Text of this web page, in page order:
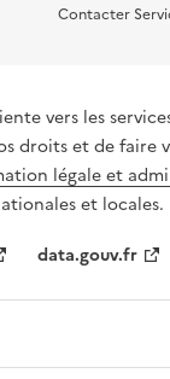
Contacter
vers les
droits et de faire
légale et
et locales.
data.gouv.fr